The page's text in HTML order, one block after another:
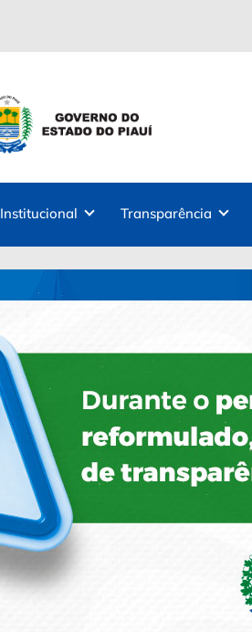
Institucional Transparência